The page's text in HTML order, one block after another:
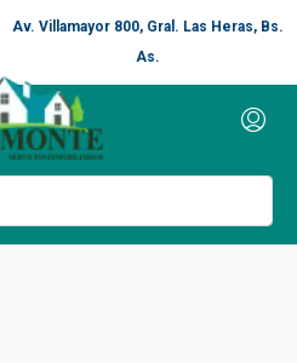
Av. Villamayor 800, Gral. Las Heras, Bs.
As.